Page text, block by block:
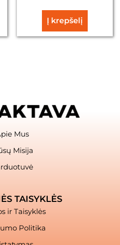
Į krepšelį
Mus
Misija
TAISYKLĖS
ir Taisyklės
Politika